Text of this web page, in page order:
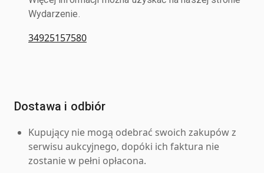
Wydarzenie.
34925157580
Dostawa i odbiór
Kupujący nie mogą odebrać swoich zakupów z
serwisu aukcyjnego, dopóki ich faktura nie
zostanie w pełni opłacona.